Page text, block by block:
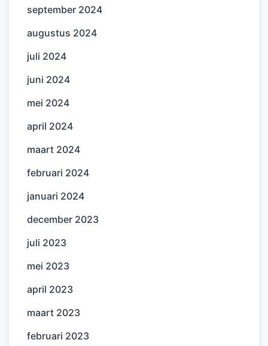
september 2024
augustus 2024
juli 2024
juni 2024
mei 2024
april 2024
maart 2024
februari 2024
januari 2024
december 2023
juli 2023
mei 2023
april 2023
maart 2023
februari 2023